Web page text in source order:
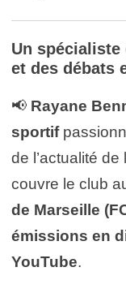
Un spécialiste
et des débats
📢 Rayane
sportif
de l’actualité de
couvre le club
de Marseille
émissions en
YouTube.